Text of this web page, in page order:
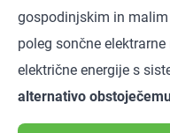
gospodinjskim in
poleg sončne
električne energije s
alternativo